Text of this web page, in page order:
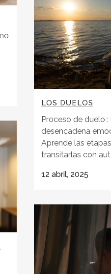
LOS DUELOS
Proceso de duelo
desencadena
Aprende las
transitarlas con
12 abril, 2025